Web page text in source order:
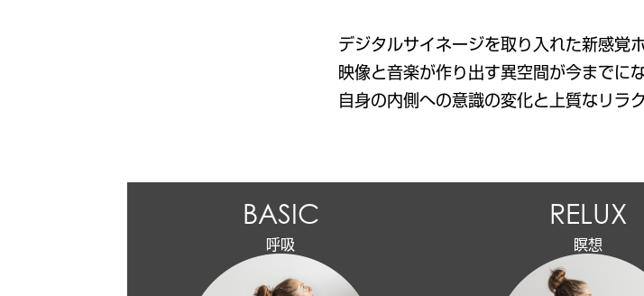
デジタルサイネージを取り入れた新感覚
映像と音楽が作り出す異空間が今までに
自身の内側への意識の変化と上質なリラ
BASIC
呼吸
RELUX
瞑想